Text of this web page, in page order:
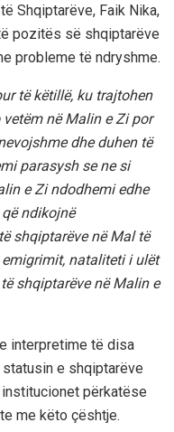
Shqiptarëve, Faik Nika,
pozitës së shqiptarëve
probleme të ndryshme.
të këtillë, ku trajtohen
në Malin e Zi por
dhe duhen të
parasysh se ne si
e Zi ndodhemi edhe
ndikojnë
shqiptarëve në Mal të
nataliteti i ulët
shqiptarëve në Malin e
interpretime të disa
e shqiptarëve
përkatëse
me këto çështje.